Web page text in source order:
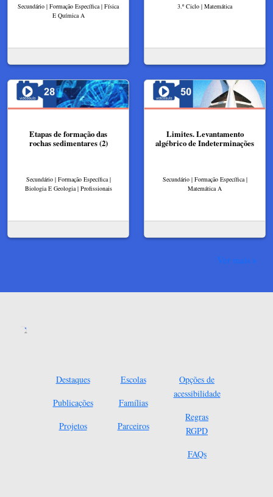
Secundário | Formação Específica | Física
E Química A
3.º Ciclo | Matemática
Etapas de formação das
rochas sedimentares (2)
Secundário | Formação Específica |
Biologia E Geologia | Profissionais
Limites. Levantamento
algébrico de Indeterminações
Secundário | Formação Específica |
Matemática A
Ver mais
Destaques
Publicações
Projetos
Escolas
Famílias
Parceiros
Opções de
acessibilidade
Regras
RGPD
FAQs